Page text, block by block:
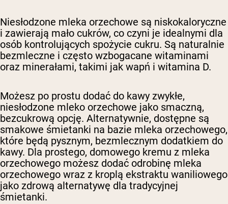
Niesłodzone mleka orzechowe są niskokaloryczne
i zawierają mało cukrów, co czyni je idealnymi dla
osób kontrolujących spożycie cukru. Są naturalnie
bezmleczne i często wzbogacane witaminami
oraz minerałami, takimi jak wapń i witamina D.
Możesz po prostu dodać do kawy zwykłe,
niesłodzone mleko orzechowe jako smaczną,
bezcukrową opcję. Alternatywnie, dostępne są
smakowe śmietanki na bazie mleka orzechowego,
które będą pysznym, bezmlecznym dodatkiem do
kawy. Dla prostego, domowego kremu z mleka
orzechowego możesz dodać odrobinę mleka
orzechowego wraz z kroplą ekstraktu waniliowego
jako zdrową alternatywę dla tradycyjnej
śmietanki.